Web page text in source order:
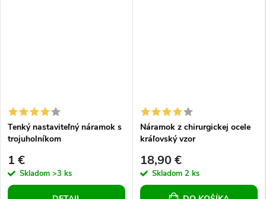
Tenký nastaviteľný náramok s
trojuholníkom
1 €
Skladom >3 ks
Náramok z chirurgickej ocele
kráľovský vzor
18,90 €
Skladom 2 ks